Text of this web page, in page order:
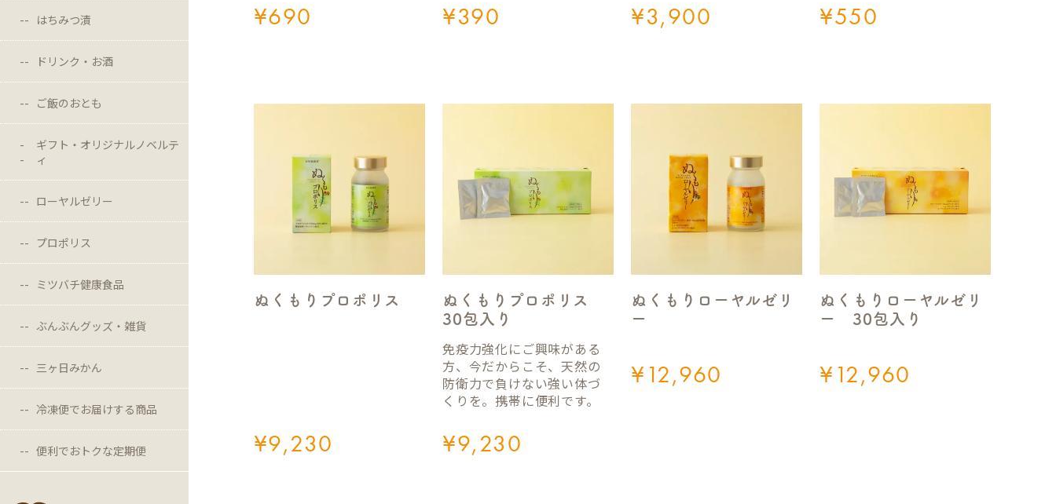
はちみつ漬
ドリンク・お酒
ご飯のおとも
ギフト・オリジナルノベルテ
ィ
ローヤルゼリー
プロポリス
ミツバチ健康食品
ぶんぶんグッズ・雑貨
三ヶ日みかん
冷凍便でお届けする商品
便利でおトクな定期便
¥690 ¥390 ¥3,900 ¥550
ぬくもりプロポリス
¥9,230
ぬくもりプロポリス
30包入り
免疫力強化にご興味がある
方、今だからこそ、天然の
防衛力で負けない強い体づ
くりを。携帯に便利です。
¥9,230
ぬくもりローヤルゼリ
ー
¥12,960
ぬくもりローヤルゼリ
ー 30包入り
¥12,960